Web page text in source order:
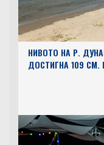
НИВОТО НА Р.
ДОСТИГНА 109